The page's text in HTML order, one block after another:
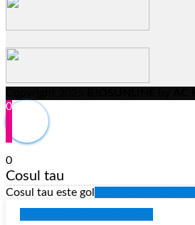
0
0
Cosul tau
Cosul tau este gol